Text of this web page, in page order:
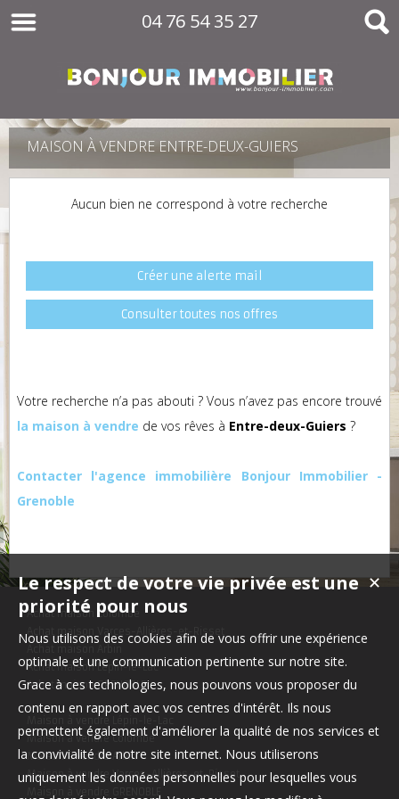
04 76 54 35 27
MAISON À VENDRE ENTRE-DEUX-GUIERS
Aucun bien ne correspond à votre recherche
Créer une alerte mail
Consulter toutes nos offres
Votre recherche n’a pas abouti ? Vous n’avez pas encore trouvé
la maison à vendre de vos rêves à Entre-deux-Guiers ?
Contacter l'agence immobilière Bonjour Immobilier -
Grenoble
Achat maison Colombe
Achat maison Varces-Allières-et-Risset
Achat maison Lépin-le-Lac
Achat maison GRENOBLE
Maison à vendre Colombe
Maison à vendre Arbin
Maison à vendre Varces-Allières-et-Risset
✕
Le respect de votre vie privée est une
priorité pour nous
Nous utilisons des cookies afin de vous offrir une expérience
optimale et une communication pertinente sur notre site.
Grace à ces technologies, nous pouvons vous proposer du
contenu en rapport avec vos centres d'intérêt. Ils nous
permettent également d'améliorer la qualité de nos services et
la convivialité de notre site internet. Nous utiliserons
uniquement les données personnelles pour lesquelles vous